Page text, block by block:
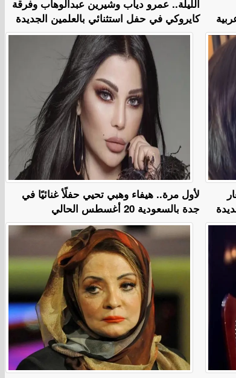
الليلة.. عمرو دياب وشيرين عبدالوهاب وفرقة
كايروكي في حفل استثنائي بالعلمين الجديدة
لأول مرة.. هيفاء وهبي تحيي حفلًأ غنائيًا في
جدة بالسعودية 20 أغسطس الحالي